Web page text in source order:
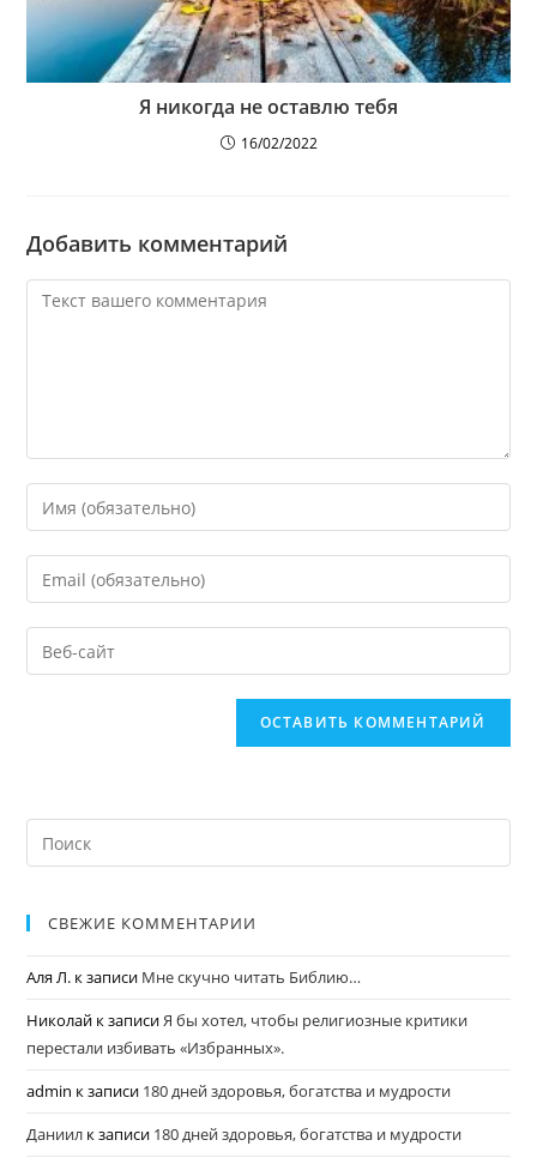
Я никогда не оставлю тебя
16/02/2022
Добавить комментарий
СВЕЖИЕ КОММЕНТАРИИ
Аля Л. к записи Мне скучно читать Библию…
Николай к записиЯ бы хотел, чтобы религиозные критики
перестали избивать «Избранных».
admin к записи 180 дней здоровья, богатства и мудрости
Даниил к записи 180 дней здоровья, богатства и мудрости